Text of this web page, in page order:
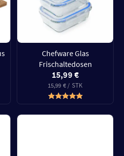
Chefware Glas
Frischaltedosen
15,99 €
15,99 € / STK